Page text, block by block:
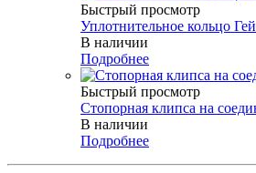
Быстрый просмотр
Уплотнительное кольцо
В наличии
Подробнее
Быстрый просмотр
Стопорная клипса на
В наличии
Подробнее